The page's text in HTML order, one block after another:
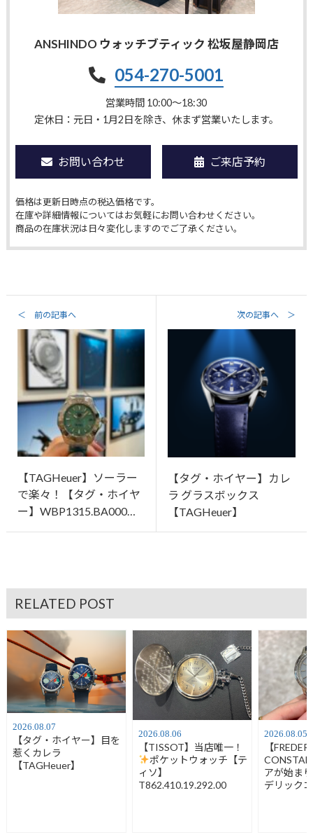
ANSHINDO ウォッチブティック 松坂屋静岡店
054-270-5001
営業時間 10:00〜18:30
定休日：元日・1月2日を除き、休まず営業いたします。
お問い合わせ ご来店予約
価格は更新日時点の税込価格です。
在庫や詳細情報についてはお気軽にお問い合わせください。
商品の在庫状況は日々変化しますのでご了承ください。
＜ 前の記事へ
【TAGHeuer】ソーラー
で楽々！【タグ・ホイヤ
ー】WBP1315.BA000…
次の記事へ ＞
【タグ・ホイヤー】カレ
ラ グラスボックス
【TAGHeuer】
RELATED POST
2026.08.07
【タグ・ホイヤー】目を
惹くカレラ
【TAGHeuer】
2026.08.06
【TISSOT】当店唯一！
ポケットウォッチ【テ
ィソ】
T862.410.19.292.00
2026.08.05
【
アが始ま
デリック